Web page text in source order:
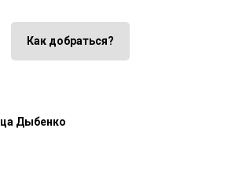
Как добраться?
Дыбенко